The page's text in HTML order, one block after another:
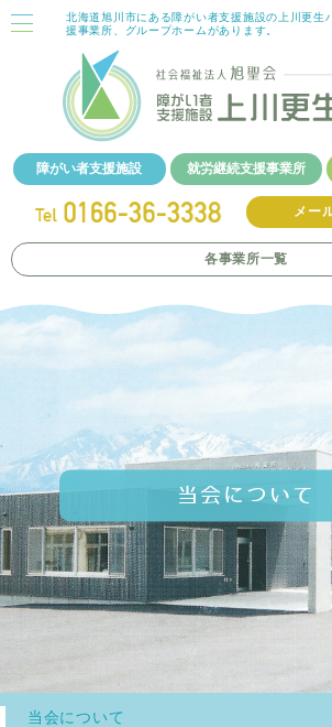
北海道旭川市にある障がい者支援施設の上川更生
援事業所、グループホームがあります。
障がい者支援施設 就労継続支援事業所
メー
各事業所一覧
当会について
当会について